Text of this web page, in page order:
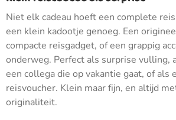
Niet elk cadeau hoeft een complete
een klein kadootje genoeg. Een
compacte reisgadget, of een grappig
onderweg. Perfect als surprise vulling,
een collega die op vakantie gaat, of als
reisvoucher. Klein maar fijn, en altijd
originaliteit.